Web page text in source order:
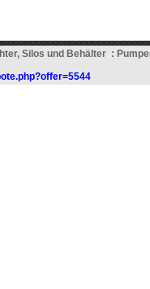
Silos und Behälter :